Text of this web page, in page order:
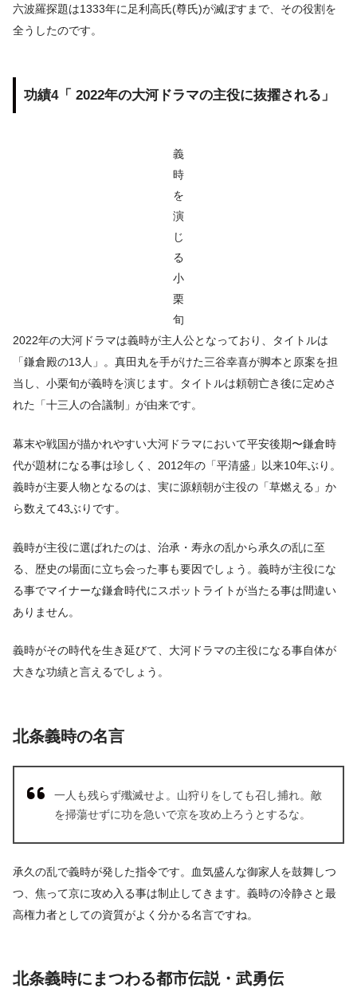
六波羅探題は1333年に足利高氏(尊氏)が滅ぼすまで、その役割を
全うしたのです。
功績4「 2022年の大河ドラマの主役に抜擢される」
義
時
を
演
じ
る
小
栗
旬
2022年の大河ドラマは義時が主人公となっており、タイトルは
「鎌倉殿の13人」。真田丸を手がけた三谷幸喜が脚本と原案を担
当し、小栗旬が義時を演じます。タイトルは頼朝亡き後に定めさ
れた「十三人の合議制」が由来です。
幕末や戦国が描かれやすい大河ドラマにおいて平安後期〜鎌倉時
代が題材になる事は珍しく、2012年の「平清盛」以来10年ぶり。
義時が主要人物となるのは、実に源頼朝が主役の「草燃える」か
ら数えて43ぶりです。
義時が主役に選ばれたのは、治承・寿永の乱から承久の乱に至
る、歴史の場面に立ち会った事も要因でしょう。義時が主役にな
る事でマイナーな鎌倉時代にスポットライトが当たる事は間違い
ありません。
義時がその時代を生き延びて、大河ドラマの主役になる事自体が
大きな功績と言えるでしょう。
北条義時の名言
一人も残らず殲滅せよ。山狩りをしても召し捕れ。敵
を掃蕩せずに功を急いで京を攻め上ろうとするな。
承久の乱で義時が発した指令です。血気盛んな御家人を鼓舞しつ
つ、焦って京に攻め入る事は制止してきます。義時の冷静さと最
高権力者としての資質がよく分かる名言ですね。
北条義時にまつわる都市伝説・武勇伝